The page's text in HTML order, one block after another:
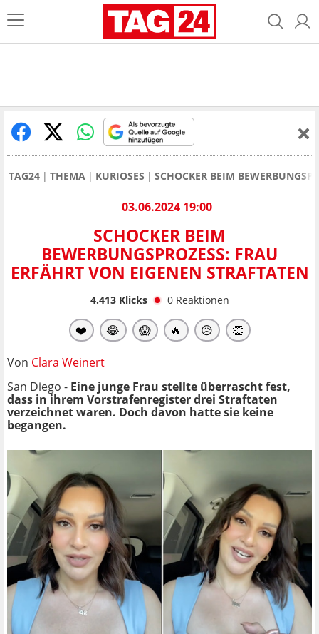
TAG24 THEMA KURIOSES SCHOCKER BEIM
03.06.2024 19:00
SCHOCKER BEIM
BEWERBUNGSPROZESS: FRAU
ERFÄHRT VON EIGENEN STRAFTATEN
4.413Klicks 0 Reaktionen
❤️ 😂 😱 🔥 😥 👏
Von Clara Weinert
San Diego - Eine junge Frau stellte überrascht fest,
dass in ihrem Vorstrafenregister drei Straftaten
verzeichnet waren. Doch davon hatte sie keine
begangen.